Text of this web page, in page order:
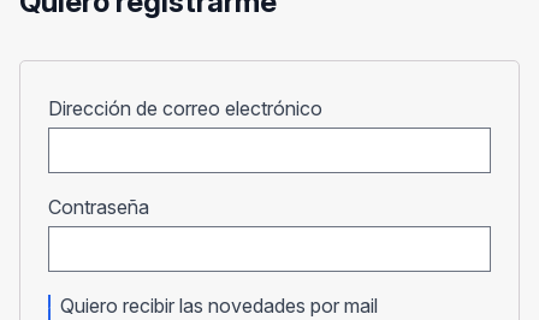
Dirección de correo electrónico
Contraseña
Quiero recibir las novedades por mail